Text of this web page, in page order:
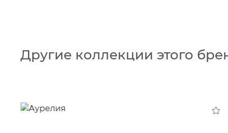
Другие коллекции этого